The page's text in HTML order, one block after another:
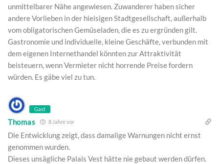
unmittelbarer Nähe angewiesen. Zuwanderer haben sicher
andere Vorlieben in der hieisigen Stadtgesellschaft, außerhalb
vom obligatorischen Gemüseladen, die es zu ergründen gilt.
Gastronomie und individuelle, kleine Geschäfte, verbunden mit
dem eigenen Internethandel könnten zur Attraktivität
beisteuern, wenn Vermieter nicht horrende Preise fordern
würden. Es gäbe viel zu tun.
Gast
Thomas 8 Jahre vor
Die Entwicklung zeigt, dass damalige Warnungen nicht ernst
genommen wurden.
Dieses unsägliche Palais Vest hätte nie gebaut werden dürfen.